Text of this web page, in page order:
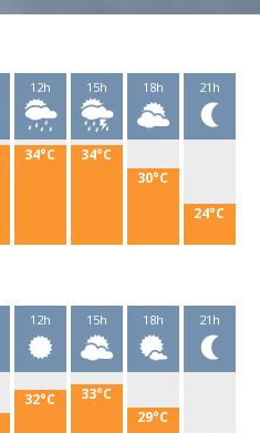
12h
34°C
15h
34°C
18h
30°C
21h
24°C
12h
32°C
15h
33°C
18h
29°C
21h